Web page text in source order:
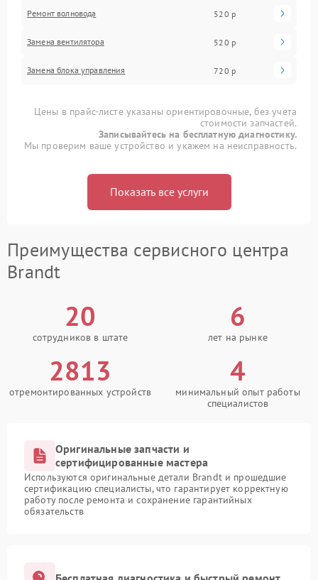
Ремонт волновода 520 р
Замена вентилятора 520 р
Замена блока управления 720 р
Цены в прайс-листе указаны ориентировочные, без учета
стоимости запчастей.
Записывайтесь на бесплатную диагностику.
Мы проверим ваше устройство и укажем на неисправность.
Показать все услуги
Преимущества сервисного центра
Brandt
20
сотрудников в штате
6
лет на рынке
2813
отремонтированных устройств
4
минимальный опыт работы
специалистов
Оригинальные запчасти и
сертифицированные мастера
Используются оригинальные детали Brandt и прошедшие
сертификацию специалисты, что гарантирует корректную
работу после ремонта и сохранение гарантийных
обязательств